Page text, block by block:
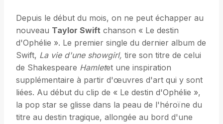
Depuis le début du mois, on ne peut échapper au
nouveau Taylor Swift chanson « Le destin
d'Ophélie ». Le premier single du dernier album de
Swift, La vie d'une showgirl, tire son titre de celui
de Shakespeare Hamletet une inspiration
supplémentaire à partir d'œuvres d'art qui y sont
liées. Au début du clip de « Le destin d'Ophélie »,
la pop star se glisse dans la peau de l'héroïne du
titre au destin tragique, allongée au bord d'une